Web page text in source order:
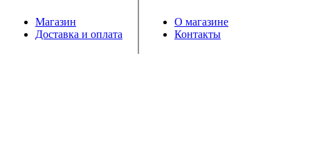
Магазин
Доставка и оплата
О магазине
Контакты